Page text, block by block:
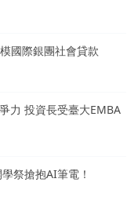
國際銀團社會貸款
力 投資長受臺大EMBA
祭搶抱AI筆電！